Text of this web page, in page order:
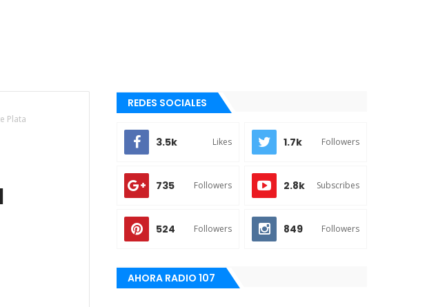
Plata
REDES SOCIALES
3.5k Likes 1.7k Followers
735 Followers 2.8k Subscribes
524 Followers 849 Followers
AHORA RADIO 107